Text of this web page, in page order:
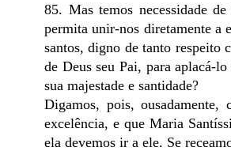
85. Mas temos necessidade
permita unir-nos diretamente a
santos, digno de tanto respeito
de Deus seu Pai, para aplacá-
sua majestade e santidade?
Digamos, pois,
excelência, e que Maria
ela devemos ir a ele. Se